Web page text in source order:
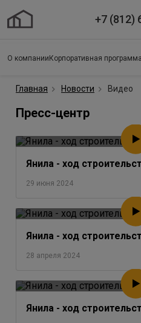
+7 (812)
О компании Корпоративная программа
Главная Новости Видео
Пресс-центр
Янила - ход
29 июня 2024
Янила - ход
28 апреля 2024
Янила - ход